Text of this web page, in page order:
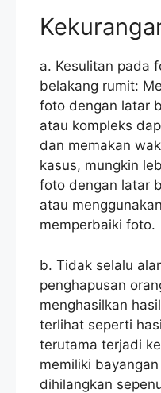
a. Kesulitan pada
belakang rumit:
foto dengan latar
atau kompleks
dan memakan
kasus, mungkin
foto dengan latar
atau
memperbaiki foto.
b. Tidak selalu
penghapusan
menghasilkan
terlihat seperti
terutama terjadi
memiliki
dihilangkan